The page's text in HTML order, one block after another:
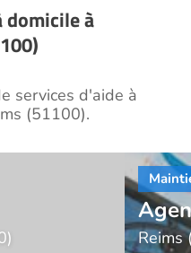
domicile à
services d'aide à
(51100).
Reims